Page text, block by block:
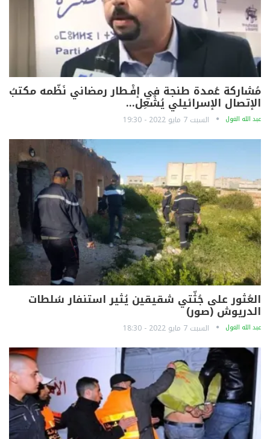
مُشاركة عُمدة طنجة في إفْـطار رمضاني نَظّمه مكتبُ
الإتصال الإسرائيلي يُشْعِل…
عبد الله الغول السبت 7 مايو 2022 - 19:30
العُثور على جُثّتي شقيقين يُثير استنفار سُلطات
الدريوش (صور)
عبد الله الغول السبت 7 مايو 2022 - 18:30